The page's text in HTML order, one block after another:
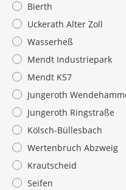
Bierth
Uckerath Alter Zoll
Wasserheß
Mendt Industriepark
Mendt K57
Jungeroth
Jungeroth Ringstraße
Kölsch-Büllesbach
Wertenbruch Abzweig
Krautscheid
Seifen